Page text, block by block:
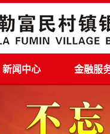
新闻中心 金融服